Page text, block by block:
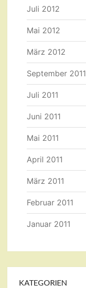
Juli 2012
Mai 2012
März 2012
September 2011
Juli 2011
Juni 2011
Mai 2011
April 2011
März 2011
Februar 2011
Januar 2011
KATEGORIEN